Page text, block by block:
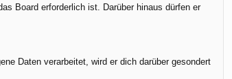
Board erforderlich ist. Darüber hinaus dürfen er
Daten verarbeitet, wird er dich darüber gesondert